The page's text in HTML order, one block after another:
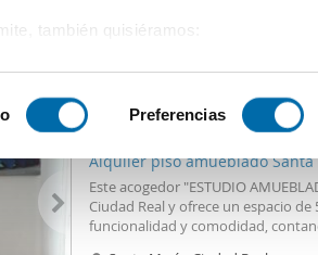
también quisiéramos:
su dispositivo analizándolo
información sobre cómo se
en la
sección de datos . Puede
de cookies.
Preferencias
2 1 Baño
Alquiler piso amueblado
Este acogedor "ESTUDIO
Ciudad Real y ofrece un espacio
funcionalidad y comodidad,